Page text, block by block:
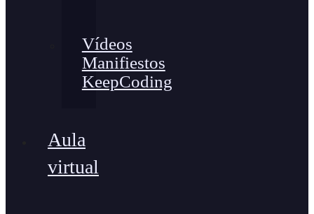
Vídeos
Manifiestos
KeepCoding
Aula
virtual